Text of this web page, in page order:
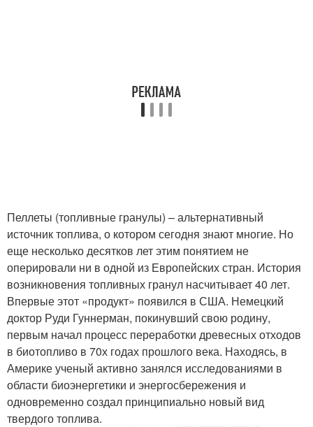
Пеллеты (топливные гранулы) – альтернативный
источник топлива, о котором сегодня знают многие. Но
еще несколько десятков лет этим понятием не
оперировали ни в одной из Европейских стран. История
возникновения топливных гранул насчитывает 40 лет.
Впервые этот «продукт» появился в США. Немецкий
доктор Руди Гуннерман, покинувший свою родину,
первым начал процесс переработки древесных отходов
в биотопливо в 70х годах прошлого века. Находясь, в
Америке ученый активно занялся исследованиями в
области биоэнергетики и энергосбережения и
одновременно создал принципиально новый вид
твердого топлива.